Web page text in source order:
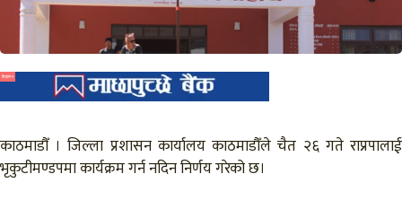
विज्ञापन
काठमाडौँ । जिल्ला प्रशासन कार्यालय काठमाडौँले चैत २६ गते राप्रपालाई
भृकुटीमण्डपमा कार्यक्रम गर्न नदिन निर्णय गरेको छ।